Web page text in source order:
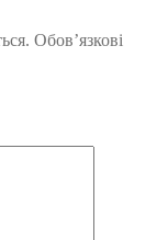
Обов’язкові